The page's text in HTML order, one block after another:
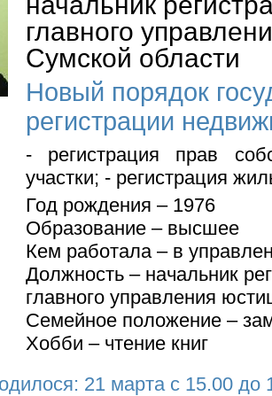
главного
Сумской области
Новый порядок
регистрации
- регистрация прав
участки; - регистрация
Год рождения – 1976
Образование – высшее
Кем работала – в
Должность – начальник
главного управления
Семейное положение –
Хобби – чтение книг
21 марта с 15.00 до